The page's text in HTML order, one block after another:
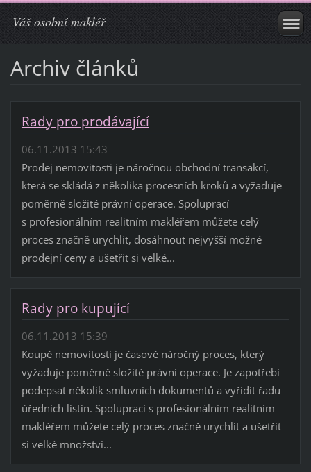
Váš osobní makléř
Archiv článků
Rady pro prodávající
06.11.2013 15:43
Prodej nemovitosti je náročnou obchodní transakcí,
která se skládá z několika procesních kroků a vyžaduje
poměrně složité právní operace. Spoluprací
s profesionálním realitním makléřem můžete celý
proces značně urychlit, dosáhnout nejvyšší možné
prodejní ceny a ušetřit si velké...
Rady pro kupující
06.11.2013 15:39
Koupě nemovitosti je časově náročný proces, který
vyžaduje poměrně složité právní operace. Je zapotřebí
podepsat několik smluvních dokumentů a vyřídit řadu
úředních listin. Spoluprací s profesionálním realitním
makléřem můžete celý proces značně urychlit a ušetřit
si velké množství...